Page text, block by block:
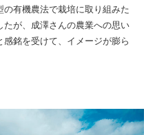
の有機農法で栽培に取り組みた
たが、成澤さんの農業への思い
感銘を受けて、イメージが膨ら